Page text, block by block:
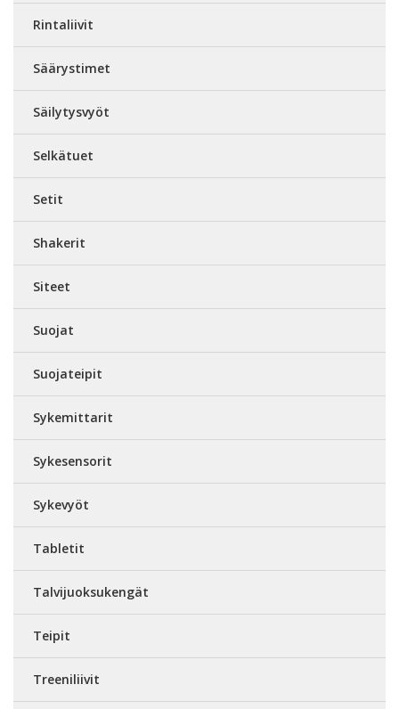
Rintaliivit
Säärystimet
Säilytysvyöt
Selkätuet
Setit
Shakerit
Siteet
Suojat
Suojateipit
Sykemittarit
Sykesensorit
Sykevyöt
Tabletit
Talvijuoksukengät
Teipit
Treeniliivit